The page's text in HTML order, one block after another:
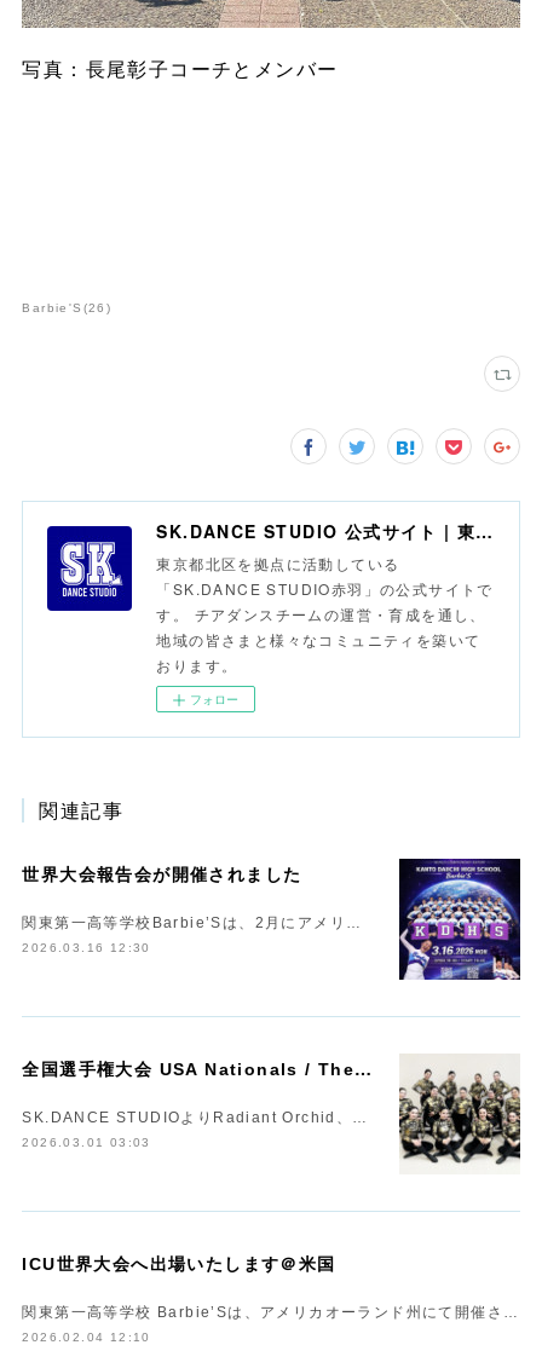
写真：長尾彰子コーチとメンバー
Barbie'S (26 )
SK.DANCE STUDIO 公式サイト | 東京・赤羽 | チアダンス | スタジオ
東京都北区を拠点に活動している
「SK.DANCE STUDIO赤羽」の公式サイトで
す。 チアダンスチームの運営・育成を通し、
地域の皆さまと様々なコミュニティを築いて
おります。
フォロー
関連記事
世界大会報告会が開催されました
関東第一高等学校Barbie’Sは、2月にアメリ…
2026.03.16 12:30
全
国選手権大会 USA Nationals / The Peak 2026 へ出場いたします
SK.DANCE STUDIOよりRadiant Orchid、…
2026.03.01 03:03
ICU世界大会へ出場いたします＠米国
関東第一高等学校 Barbie’Sは、アメリカオーランド州にて開催さ…
2026.02.04 12:10